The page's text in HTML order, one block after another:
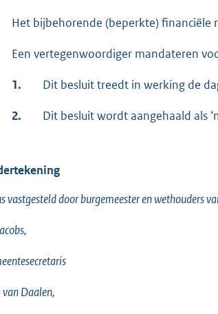
Het bijbehorende (beperkte) financiële
Een vertegenwoordiger mandateren
1. Dit besluit treedt in werking de
2. Dit besluit wordt aangehaald als
vastgesteld door burgemeester en wethouders
van Daalen,